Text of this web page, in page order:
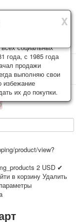
X
и
оплаты.
отправляются в
почтой России
от веса и тарифов
возможна
X
из частной
социальных
года, с 1985 года
продажи
выполняю свои
избежание
их до покупки.
X
Открытки
product/view?
2 USD ✔
в корзину Удалить